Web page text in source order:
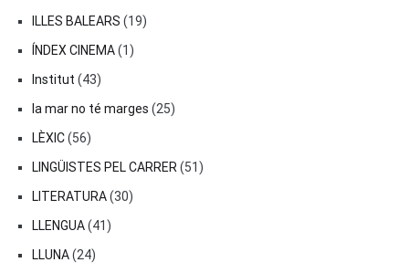
ILLES BALEARS (19)
ÍNDEX CINEMA(1)
Institut (43)
la mar no té marges (25)
LÈXIC(56)
LINGÜISTES PEL CARRER (51)
LITERATURA(30)
LLENGUA(41)
LLUNA(24)